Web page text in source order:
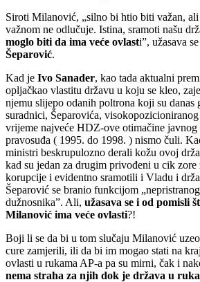
Siroti Milanović, „silno bi htio biti važan, ali
važnom ne odlučuje. Istina, sramoti našu
moglo biti da ima veće ovlasti”, užasava
Šeparović.
Kad je Ivo Sanader, kao tada aktualni
opljačkao vlastitu državu u koju se kleo,
njemu slijepo odanih poltrona koji su danas
suradnici, Šeparovića,
vrijeme najveće HDZ-ove otimačine
pravosuđa ( 1995. do 1998. ) nismo čuli.
ministri beskrupulozno derali kožu ovoj
kad su jedan za drugim privođeni u cik
korupcije i evidentno sramotili i Vladu i
Šeparović se branio funkcijom
dužnosnika”. Ali, užasava se i od pomisli
Milanović ima veće ovlasti?!
Boji li se da bi u tom slučaju Milanović
cure zamjerili, ili da bi im mogao stati na
ovlasti u rukama AP-a pa su mirni, čak i
nema straha za njih dok je država u